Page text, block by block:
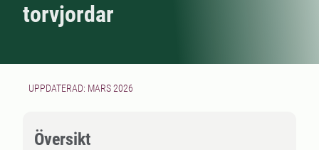
torvjordar
UPPDATERAD: MARS 2026
Översikt